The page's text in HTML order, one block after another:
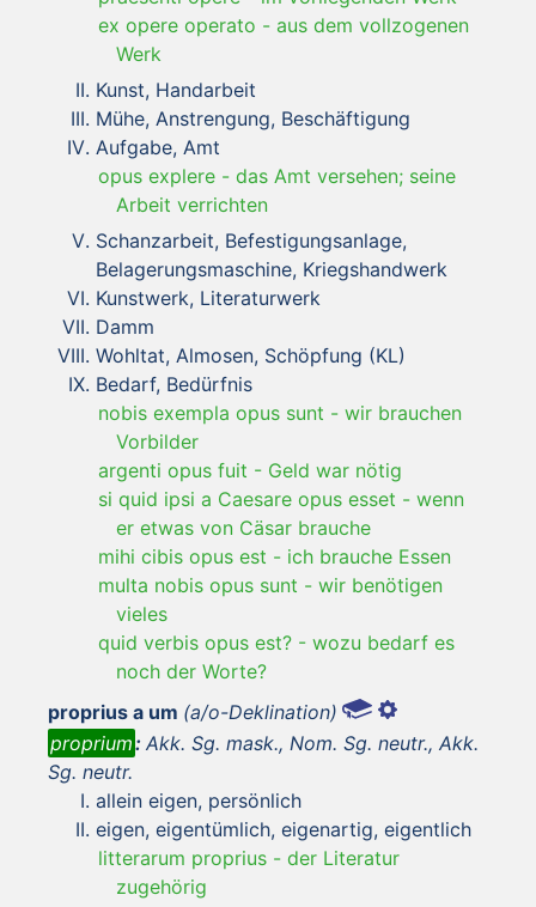
ex opere operato - aus dem vollzogenen
Werk
Kunst, Handarbeit
Mühe, Anstrengung, Beschäftigung
Aufgabe, Amt
opus explere - das Amt versehen; seine
Arbeit verrichten
Schanzarbeit, Befestigungsanlage,
Belagerungsmaschine, Kriegshandwerk
Kunstwerk, Literaturwerk
Damm
Wohltat, Almosen, Schöpfung (KL)
Bedarf, Bedürfnis
nobis exempla opus sunt - wir brauchen
Vorbilder
argenti opus fuit - Geld war nötig
si quid ipsi a Caesare opus esset - wenn
er etwas von Cäsar brauche
mihi cibis opus est - ich brauche Essen
multa nobis opus sunt - wir benötigen
vieles
quid verbis opus est? - wozu bedarf es
noch der Worte?
proprius a um (a/o-Deklination)
proprium: Akk. Sg. mask., Nom. Sg. neutr., Akk.
Sg. neutr.
allein eigen, persönlich
eigen, eigentümlich, eigenartig, eigentlich
litterarum proprius - der Literatur
zugehörig